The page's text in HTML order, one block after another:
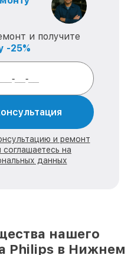
и получите
-25%
и ремонт
соглашаетесь на
данных
нашего
Philips в Нижнем